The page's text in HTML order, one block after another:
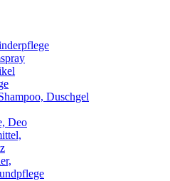
Duschgel
Deo